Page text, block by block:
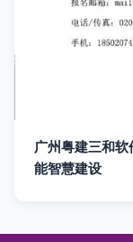
广州粤建三和
能智慧建设